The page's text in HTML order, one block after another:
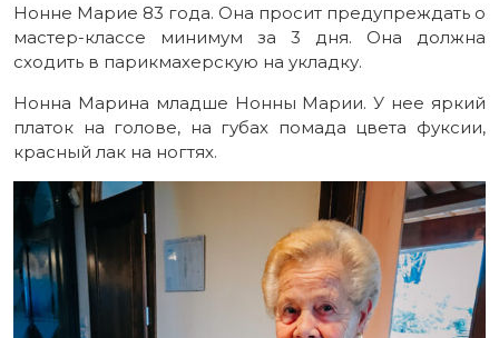
Нонне Марие 83 года. Она просит предупреждать о
мастер-классе минимум за 3 дня. Она должна
сходить в парикмахерскую на укладку.
Нонна Марина младше Нонны Марии. У нее яркий
платок на голове, на губах помада цвета фуксии,
красный лак на ногтях.